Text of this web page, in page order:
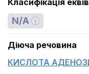
Класифікація
N/A
Діюча речовина
КИСЛОТА